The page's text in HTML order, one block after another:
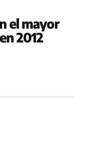
el mayor
2012